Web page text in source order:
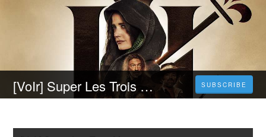
[VoIr] Super Les Trois Mousquetaires: D'Artagnan 2023 Streaming Vostfr (FR) Complet en FRANÇAIS SUBSCRIBE